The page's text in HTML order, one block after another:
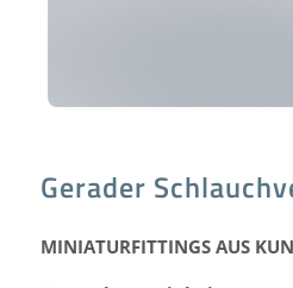
Gerader
MINIATURFITTINGS AUS